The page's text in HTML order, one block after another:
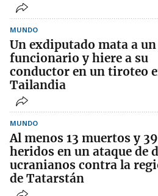
MUNDO
Un exdiputado mata a
funcionario y hiere a su
conductor en un tiroteo
Tailandia
MUNDO
Al menos 13 muertos y 39
heridos en un ataque de
ucranianos contra la
de Tatarstán